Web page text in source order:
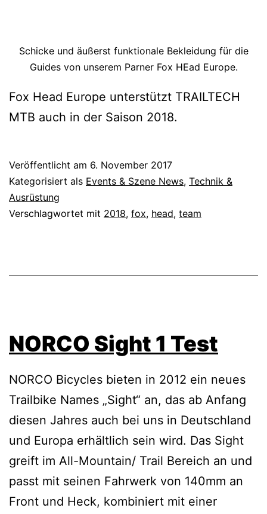
Schicke und äußerst funktionale Bekleidung für die
Guides von unserem Parner Fox HEad Europe.
Fox Head Europe unterstützt TRAILTECH
MTB auch in der Saison 2018.
Veröffentlicht am 6. November 2017
Kategorisiert als Events & Szene News, Technik &
Ausrüstung
Verschlagwortet mit 2018, fox, head, team
NORCO Sight 1 Test
NORCO Bicycles bieten in 2012 ein neues
Trailbike Names „Sight“ an, das ab Anfang
diesen Jahres auch bei uns in Deutschland
und Europa erhältlich sein wird. Das Sight
greift im All-Mountain/ Trail Bereich an und
passt mit seinen Fahrwerk von 140mm an
Front und Heck, kombiniert mit einer